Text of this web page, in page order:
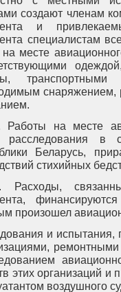
создают членам
и
специалистам
на месте
Работы на месте
расследования в
Беларусь,
стихийных
Расходы,
произошел
и испытания,
этих организаций
воздушного